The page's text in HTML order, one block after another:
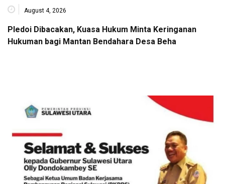
August 4, 2026
Pledoi Dibacakan, Kuasa Hukum Minta Keringanan
Hukuman bagi Mantan Bendahara Desa Beha